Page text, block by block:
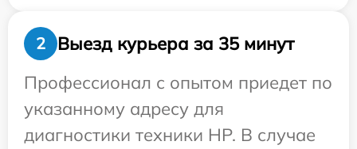
2
Выезд курьера за 35 минут
Профессионал с опытом приедет по
указанному адресу для
диагностики техники HP. В случае